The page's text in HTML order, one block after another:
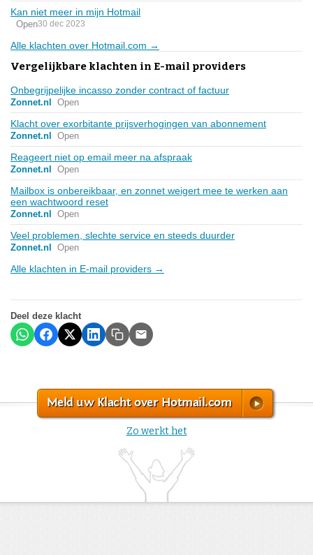
Kan niet meer in mijn Hotmail
Open30 dec 2023
Alle klachten over Hotmail.com →
Vergelijkbare klachten in E-mail providers
Onbegrijpelijke incasso zonder contract of factuur
Zonnet.nl Open
Klacht over exorbitante prijsverhogingen van abonnement
Zonnet.nl Open
Reageert niet op email meer na afspraak
Zonnet.nl Open
Mailbox is onbereikbaar, en zonnet weigert mee te werken aan
een wachtwoord reset
Zonnet.nl Open
Veel problemen, slechte service en steeds duurder
Zonnet.nl Open
Alle klachten in E-mail providers →
Deel deze klacht
Meld uw Klacht over Hotmail.com
Zo werkt het